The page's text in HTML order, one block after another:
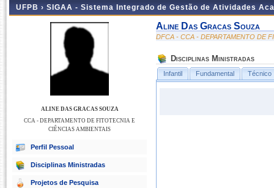
UFPB › SIGAA - Sistema Integrado de Gestão de Atividades
ALINE DAS GRACAS SOUZA
CCA - DEPARTAMENTO DE FITOTECNIA E
CIÊNCIAS AMBIENTAIS
Perfil Pessoal
Disciplinas Ministradas
Projetos de Pesquisa
Aline Das Gracas Souza
DFCA - CCA - DEPARTAMENTO DE
Disciplinas Ministradas
Infantil Fundamental Técnico